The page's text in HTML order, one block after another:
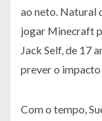
ao neto. Natural
jogar Minecraft
Jack Self, de 17
prever o impacto
Com o tempo,